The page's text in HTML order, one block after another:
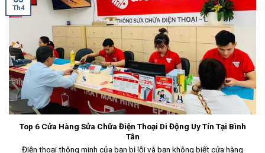
Top 6 Cửa Hàng Sửa Chữa Điện Thoại Di Động Uy Tín Tại Bình
Tân
Điện thoại thông minh của bạn bị lỗi và bạn không biết cửa hàng
Th4